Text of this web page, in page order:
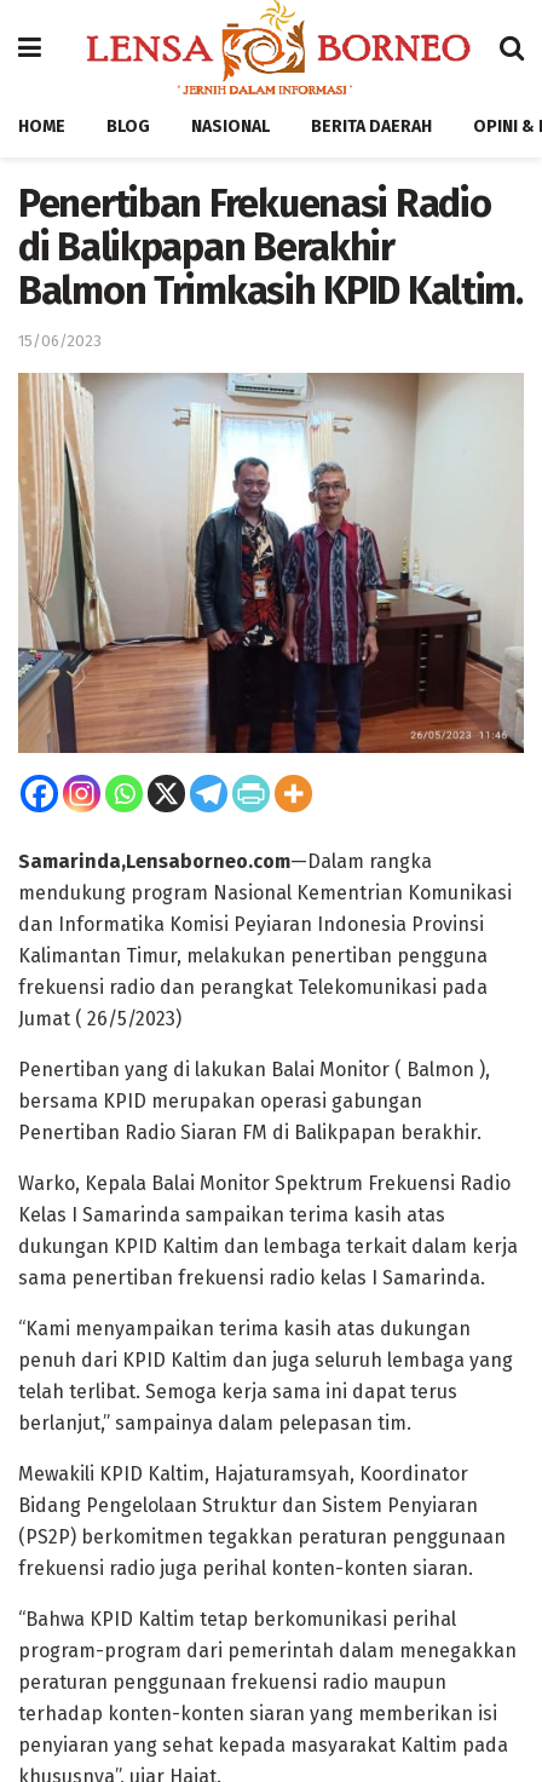
HOME BLOG NASIONAL BERITA DAERAH OPINI &
Penertiban Frekuenasi Radio
di Balikpapan Berakhir
Balmon Trimkasih KPID Kaltim.
15/06/2023
Samarinda,Lensaborneo.com—Dalam rangka
mendukung program Nasional Kementrian Komunikasi
dan Informatika Komisi Peyiaran Indonesia Provinsi
Kalimantan Timur, melakukan penertiban pengguna
frekuensi radio dan perangkat Telekomunikasi pada
Jumat ( 26/5/2023)
Penertiban yang di lakukan Balai Monitor ( Balmon ),
bersama KPID merupakan operasi gabungan
Penertiban Radio Siaran FM di Balikpapan berakhir.
Warko, Kepala Balai Monitor Spektrum Frekuensi Radio
Kelas I Samarinda sampaikan terima kasih atas
dukungan KPID Kaltim dan lembaga terkait dalam kerja
sama penertiban frekuensi radio kelas I Samarinda.
“Kami menyampaikan terima kasih atas dukungan
penuh dari KPID Kaltim dan juga seluruh lembaga yang
telah terlibat. Semoga kerja sama ini dapat terus
berlanjut,” sampainya dalam pelepasan tim.
Mewakili KPID Kaltim, Hajaturamsyah, Koordinator
Bidang Pengelolaan Struktur dan Sistem Penyiaran
(PS2P) berkomitmen tegakkan peraturan penggunaan
frekuensi radio juga perihal konten-konten siaran.
“Bahwa KPID Kaltim tetap berkomunikasi perihal
program-program dari pemerintah dalam menegakkan
peraturan penggunaan frekuensi radio maupun
terhadap konten-konten siaran yang memberikan isi
penyiaran yang sehat kepada masyarakat Kaltim pada
khususnya”, ujar Hajat.